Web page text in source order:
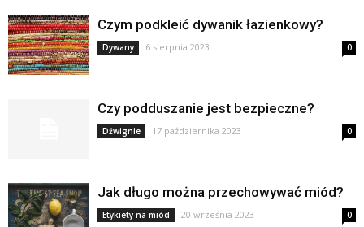
Czym podkleić dywanik łazienkowy?
Dywany 6 sierpnia 2023 0
Czy podduszanie jest bezpieczne?
Dźwignie 17 października 2023 0
Jak długo można przechowywać miód?
Etykiety na miód 20 września 2023 0